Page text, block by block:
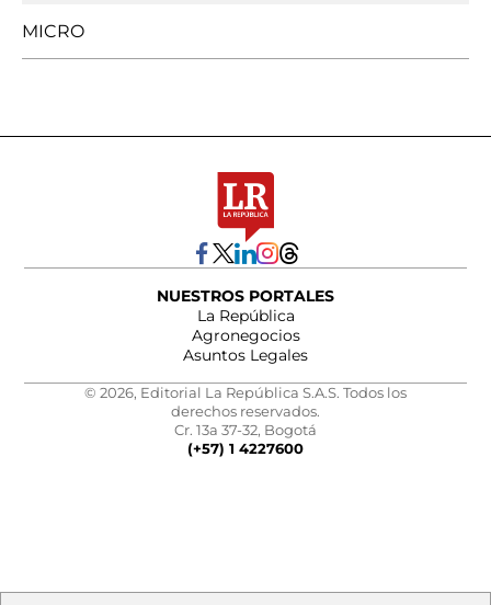
MICRO
NUESTROS PORTALES
La República
Agronegocios
Asuntos Legales
© 2026, Editorial La República S.A.S. Todos los
derechos reservados.
Cr. 13a 37-32, Bogotá
(+57) 1 4227600